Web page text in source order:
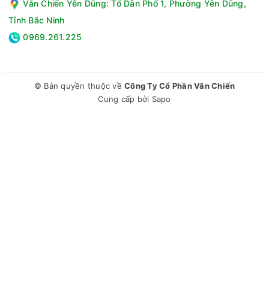
One Remote
Solar Cell Remote
có khả năng sạc bằng
ánh sáng, hạn chế thay pin.
AirPlay 2hỗ trợ chia sẻ nhanh nội dung từ iPhone và iPad.
phụ kiện.
cho phép chia đôi màn hình và hiển thị nội dung
Văn Chiến Yên Dũng: Tổ Dân Phố 1, Phường Yên Dũng,
Tỉnh Bắc Ninh
0969.261.225
© Bản quyền thuộc về Công Ty Cổ Phần Văn Chiến
Cung cấp bởi Sapo